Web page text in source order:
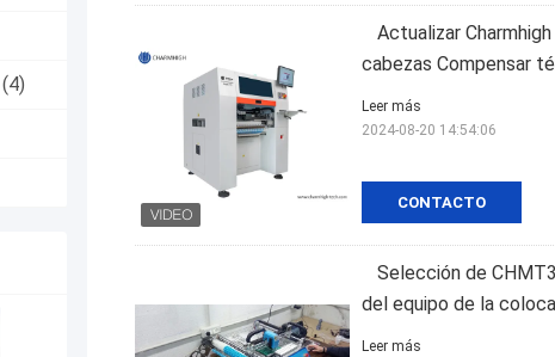
(4)
Actualizar
cabezas Compensar
CONTACTO
Leer más
2024-08-20 14:54:06
Selección de
del equipo de la
Leer más